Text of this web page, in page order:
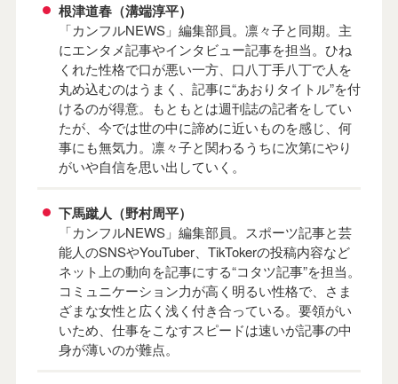
根津道春（溝端淳平）
「カンフルNEWS」編集部員。凛々子と同期。主
にエンタメ記事やインタビュー記事を担当。ひね
くれた性格で口が悪い一方、口八丁手八丁で人を
丸め込むのはうまく、記事に“あおりタイトル”を付
けるのが得意。もともとは週刊誌の記者をしてい
たが、今では世の中に諦めに近いものを感じ、何
事にも無気力。凛々子と関わるうちに次第にやり
がいや自信を思い出していく。
下馬蹴人（野村周平）
「カンフルNEWS」編集部員。スポーツ記事と芸
能人のSNSやYouTuber、TikTokerの投稿内容など
ネット上の動向を記事にする“コタツ記事”を担当。
コミュニケーション力が高く明るい性格で、さま
ざまな女性と広く浅く付き合っている。要領がい
いため、仕事をこなすスピードは速いが記事の中
身が薄いのが難点。